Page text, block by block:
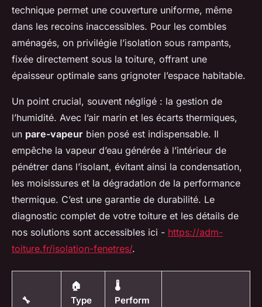
technique permet une couverture uniforme, même
dans les recoins inaccessibles. Pour les combles
aménagés, on privilégie l’isolation sous rampants,
fixée directement sous la toiture, offrant une
épaisseur optimale sans grignoter l’espace habitable.
Un point crucial, souvent négligé : la gestion de
l’humidité. Avec l’air marin et les écarts thermiques,
un pare-vapeur bien posé est indispensable. Il
empêche la vapeur d’eau générée à l’intérieur de
pénétrer dans l’isolant, évitant ainsi la condensation,
les moisissures et la dégradation de la performance
thermique. C’est une garantie de durabilité. Le
diagnostic complet de votre toiture et les détails de
nos solutions sont accessibles ici - https://adm-
toiture.fr/isolation-fenetres/.
🔧
🏠
Type
🌡️
Perform